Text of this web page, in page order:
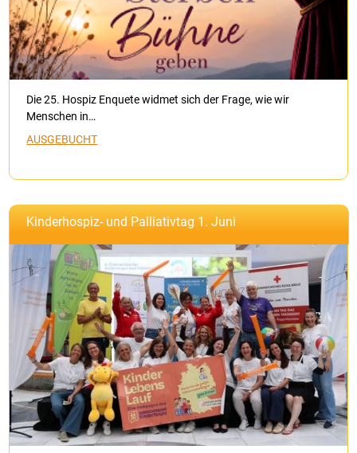
Die 25. Hospiz Enquete widmet sich der Frage, wie wir
Menschen in…
AUSGEBUCHT
Kinderhospiz- und Palliativtag 1. Juni